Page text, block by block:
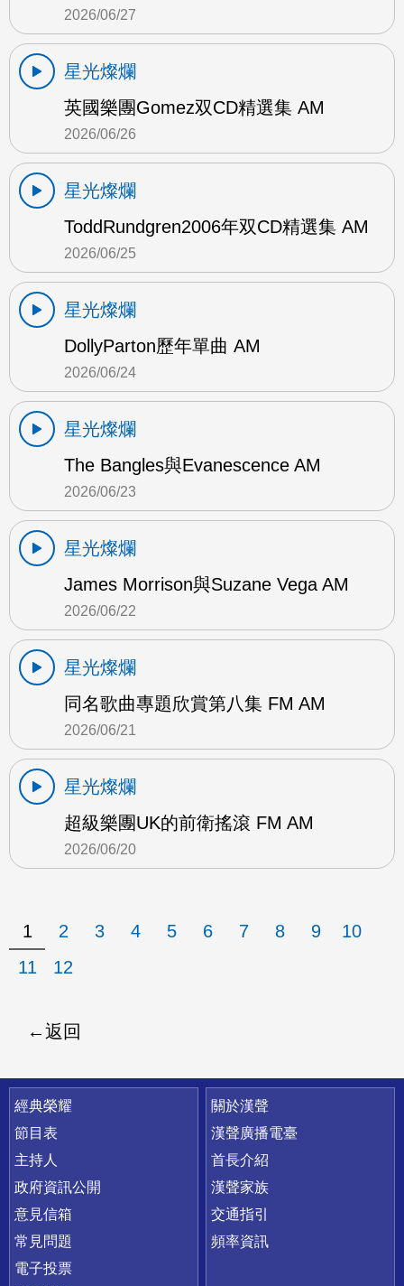
2026/06/27
星光燦爛
英國樂團Gomez双CD精選集 AM
2026/06/26
星光燦爛
ToddRundgren2006年双CD精選集 AM
2026/06/25
星光燦爛
DollyParton歷年單曲 AM
2026/06/24
星光燦爛
The Bangles與Evanescence AM
2026/06/23
星光燦爛
James Morrison與Suzane Vega AM
2026/06/22
星光燦爛
同名歌曲專題欣賞第八集 FM AM
2026/06/21
星光燦爛
超級樂團UK的前衛搖滾 FM AM
2026/06/20
1 2 3 4 5 6 7 8 9
10
11
12
返回
快速連結
經典榮耀
節目表
主持人
政府資訊公開
意見信箱
常見問題
電子投票
關於漢聲
漢聲廣播電臺
首長介紹
漢聲家族
交通指引
頻率資訊